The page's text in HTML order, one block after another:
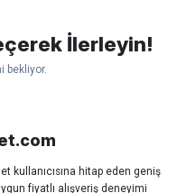
İlerleyin!
bekliyor.
kullanıcısına hitap eden geniş
fiyatlı alışveriş deneyimi